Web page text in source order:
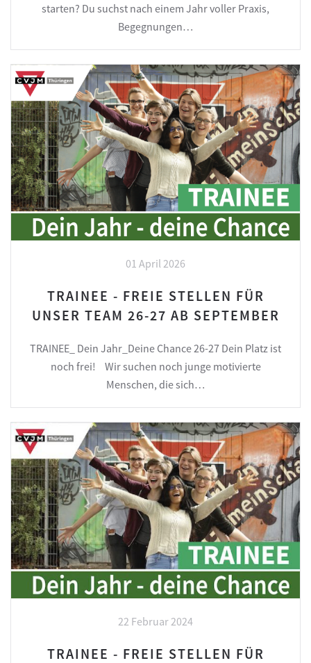
starten? Du suchst nach einem Jahr voller Praxis,
Begegnungen…
01 April 2026
TRAINEE - FREIE STELLEN FÜR
UNSER TEAM 26-27 AB SEPTEMBER
TRAINEE_ Dein Jahr_Deine Chance 26-27 Dein Platz ist
noch frei! Wir suchen noch junge motivierte
Menschen, die sich…
22 Februar 2024
TRAINEE - FREIE STELLEN FÜR